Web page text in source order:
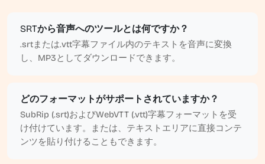
SRTから音声へのツールとは何ですか？
.srtまたは.vtt字幕ファイル内のテキストを音声に変換
し、MP3としてダウンロードできます。
どのフォーマットがサポートされていますか？
SubRip (.srt)およびWebVTT (.vtt)字幕フォーマットを受
け付けています。または、テキストエリアに直接コンテ
ンツを貼り付けることもできます。